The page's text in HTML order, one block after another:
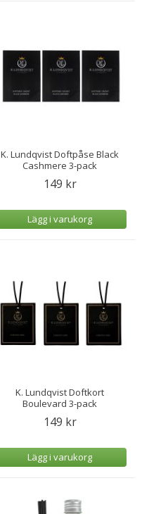
K. Lundqvist Doftpåse Black
Cashmere 3-pack
149 kr
Lägg i varukorg
K. Lundqvist Doftkort
Boulevard 3-pack
149 kr
Lägg i varukorg